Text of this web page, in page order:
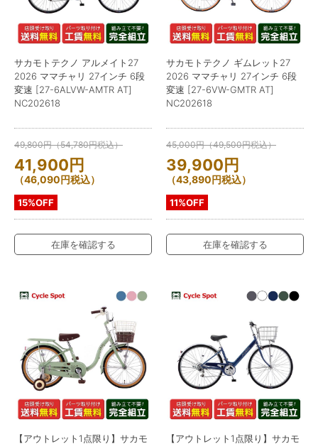
サカモトテクノ アルメイト27
2026 ママチャリ 27インチ 6段
変速 [27-6ALVW-AMTR AT]
NC202618
49,800円（54,780円税込）
41,900円
（46,090円税込）
15%OFF
在庫を確認する
サカモトテクノ ギムレット27
2026 ママチャリ 27インチ 6段
変速 [27-6VW-GMTR AT]
NC202618
45,000円（49,500円税込）
39,900円
（43,890円税込）
11%OFF
在庫を確認する
【アウトレット1点限り】サカモ
【アウトレット1点限り】サカモ